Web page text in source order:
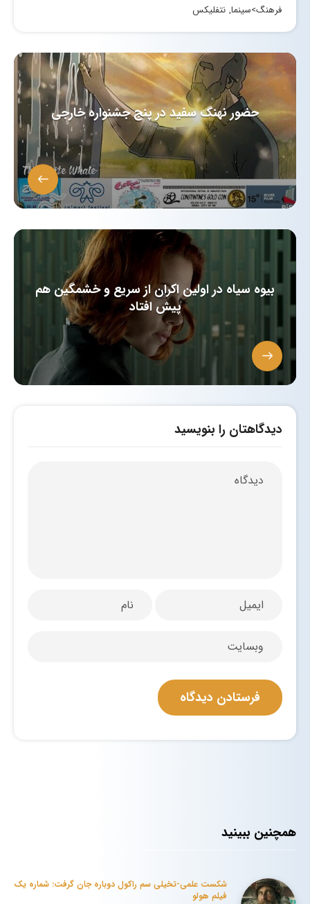
فرهنگ>سینما, نتفلیکس
حضور نهنگ سفید در پنج جشنواره خارجی‎
بیوه سیاه در اولین اکران از سریع و خشمگین هم
پیش افتاد
دیدگاهتان را بنویسید
همچنین ببینید
شکست علمی-تخیلی سم راکول دوباره جان گرفت: شماره یک
فیلم هولو